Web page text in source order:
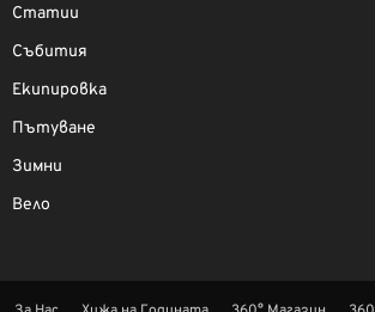
Статии
Събития
Екипировка
Пътуване
Зимни
Вело